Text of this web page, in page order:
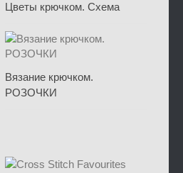
Цветы крючком. Схема
Вязание крючком.
РОЗОЧКИ